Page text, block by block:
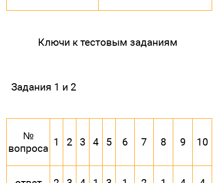
Ключи к тестовым заданиям
Задания 1 и 2
№
вопроса
1 2 3 4 5 6 7 8 9 10